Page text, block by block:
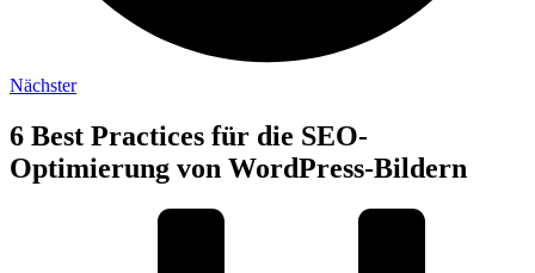
Nächster
6 Best Practices für die SEO-
Optimierung von WordPress-Bildern